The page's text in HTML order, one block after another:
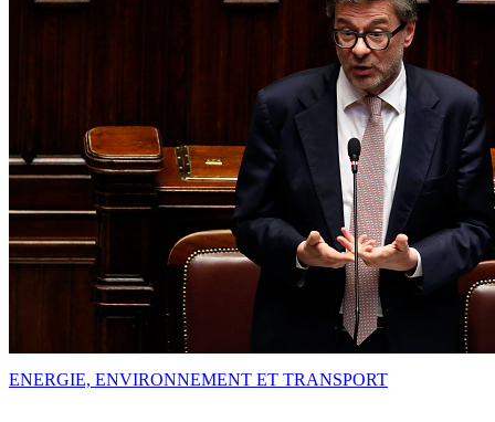
ENERGIE, ENVIRONNEMENT ET TRANSPORT